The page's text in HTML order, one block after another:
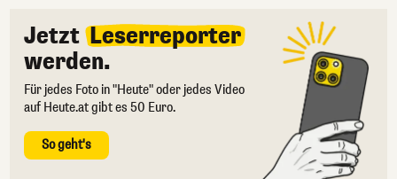
Jetzt Leserreporter
werden.
Für jedes Foto in "Heute" oder jedes Video
auf Heute.at gibt es 50 Euro.
So geht's